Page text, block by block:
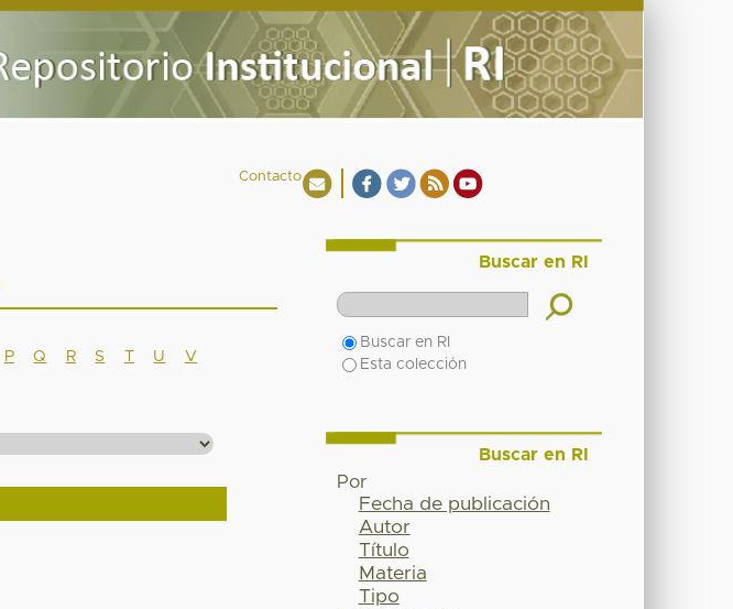
Contacto
P Q R S T U
V
Buscar en RI
Buscar en RI
Esta colección
Buscar en RI
Por
Fecha de publicación
Autor
Título
Materia
Tipo